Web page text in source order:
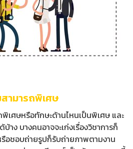
ามารถพิเศษ
เศษหรือทักษะด้านไหนเป็นพิเศษ และ
าง บางคนอาจจะเก่งเรื่องวิชาการก็
อชอบถ่ายรูปก็รับถ่ายภาพตามงาน